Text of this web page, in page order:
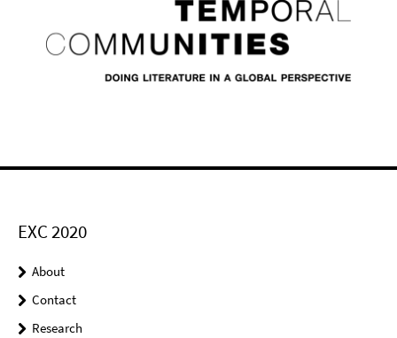
EXC 2020
About
Contact
Research